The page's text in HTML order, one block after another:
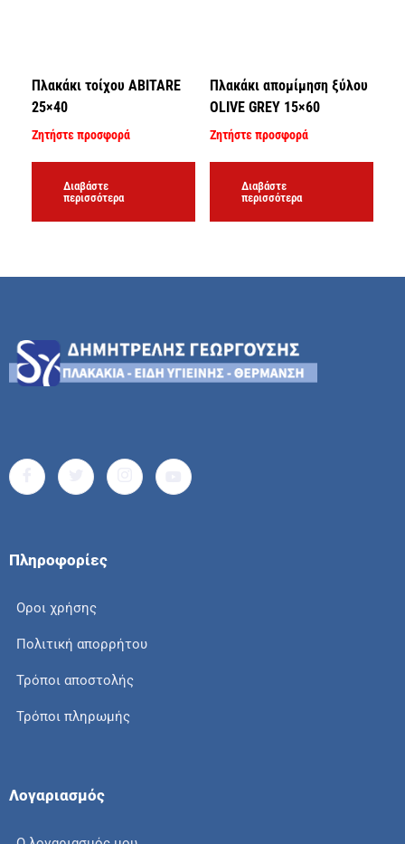
Πλακάκι τοίχου ABITARE
25×40
Ζητήστε προσφορά
Διαβάστε
περισσότερα
Πλακάκι απομίμηση ξύλου
OLIVE GREY 15×60
Ζητήστε προσφορά
Διαβάστε
περισσότερα
Πληροφορίες
Οροι χρήσης
Πολιτική απορρήτου
Τρόποι αποστολής
Τρόποι πληρωμής
Λογαριασμός